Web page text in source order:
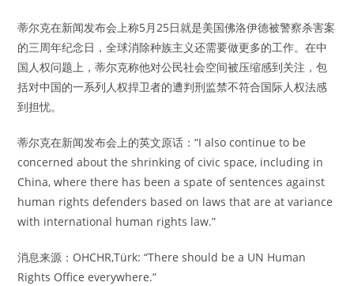
蒂尔克在新闻发布会上称5月25日就是美国佛洛伊德被警察杀害案
的三周年纪念日，全球消除种族主义还需要做更多的工作。在中
国人权问题上，蒂尔克称他对公民社会空间被压缩感到关注，包
括对中国的一系列人权捍卫者的遭判刑监禁不符合国际人权法感
到担忧。
蒂尔克在新闻发布会上的英文原话：“I also continue to be
concerned about the shrinking of civic space, including in
China, where there has been a spate of sentences against
human rights defenders based on laws that are at variance
with international human rights law.”
消息来源：OHCHR,Türk: “There should be a UN Human
Rights Office everywhere.”